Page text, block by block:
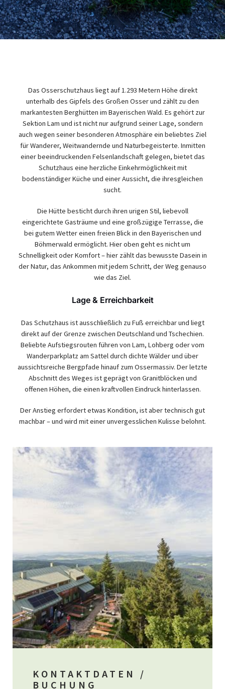
Das Osserschutzhaus liegt auf 1.293 Metern Höhe direkt
unterhalb des Gipfels des Großen Osser und zählt zu den
markantesten Berghütten im Bayerischen Wald. Es gehört zur
Sektion Lam und ist nicht nur aufgrund seiner Lage, sondern
auch wegen seiner besonderen Atmosphäre ein beliebtes Ziel
für Wanderer, Weitwandernde und Naturbegeisterte. Inmitten
einer beeindruckenden Felsenlandschaft gelegen, bietet das
Schutzhaus eine herzliche Einkehrmöglichkeit mit
bodenständiger Küche und einer Aussicht, die ihresgleichen
sucht.
Die Hütte besticht durch ihren urigen Stil, liebevoll
eingerichtete Gasträume und eine großzügige Terrasse, die
bei gutem Wetter einen freien Blick in den Bayerischen und
Böhmerwald ermöglicht. Hier oben geht es nicht um
Schnelligkeit oder Komfort – hier zählt das bewusste Dasein in
der Natur, das Ankommen mit jedem Schritt, der Weg genauso
wie das Ziel.
Lage & Erreichbarkeit
Das Schutzhaus ist ausschließlich zu Fuß erreichbar und liegt
direkt auf der Grenze zwischen Deutschland und Tschechien.
Beliebte Aufstiegsrouten führen von Lam, Lohberg oder vom
Wanderparkplatz am Sattel durch dichte Wälder und über
aussichtsreiche Bergpfade hinauf zum Ossermassiv. Der letzte
Abschnitt des Weges ist geprägt von Granitblöcken und
offenen Höhen, die einen kraftvollen Eindruck hinterlassen.
Der Anstieg erfordert etwas Kondition, ist aber technisch gut
machbar – und wird mit einer unvergesslichen Kulisse belohnt.
KONTAKTDATEN /
BUCHUNG